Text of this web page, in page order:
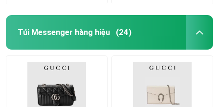
Túi Messenger hàng hiệu (24)